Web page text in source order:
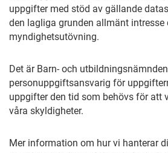
uppgifter med stöd av gällande
den lagliga grunden allmänt intresse
myndighetsutövning.
Det är Barn- och
personuppgiftsansvarig för
uppgifter den tid som behövs för att
våra skyldigheter.
Mer information om hur vi hanterar